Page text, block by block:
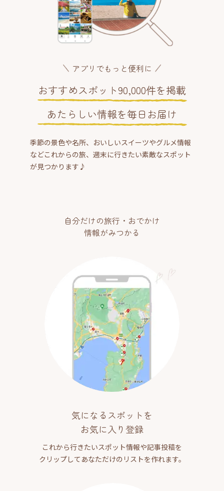
アプリでもっと便利に
おすすめスポット90,000件を掲載
あたらしい情報を毎日お届け
季節の景色や名所、おいしいスイーツやグルメ情報
などこれからの旅、週末に行きたい素敵なスポット
が見つかります♪
自分だけの旅行・おでかけ
情報がみつかる
気になるスポットを
お気に入り登録
これから行きたいスポット情報や記事投稿を
クリップしてあなただけのリストを作れます。